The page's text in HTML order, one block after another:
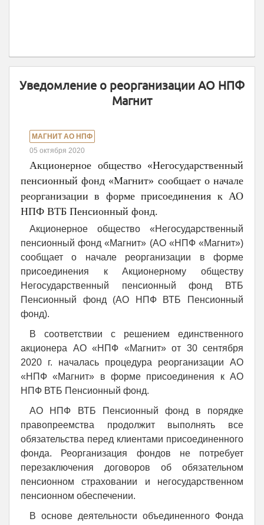
Уведомление о реорганизации АО НПФ
Магнит
МАГНИТ АО НПФ
05 октября 2020
Акционерное общество «Негосударственный
пенсионный фонд «Магнит» сообщает о начале
реорганизации в форме присоединения к АО
НПФ ВТБ Пенсионный фонд.
Акционерное общество «Негосударственный
пенсионный фонд «Магнит» (АО «НПФ «Магнит»)
сообщает о начале реорганизации в форме
присоединения к Акционерному обществу
Негосударственный пенсионный фонд ВТБ
Пенсионный фонд (АО НПФ ВТБ Пенсионный
фонд).
В соответствии с решением единственного
акционера АО «НПФ «Магнит» от 30 сентября
2020 г. началась процедура реорганизации АО
«НПФ «Магнит» в форме присоединения к АО
НПФ ВТБ Пенсионный фонд.
АО НПФ ВТБ Пенсионный фонд в порядке
правопреемства продолжит выполнять все
обязательства перед клиентами присоединенного
фонда. Реорганизация фондов не потребует
перезаключения договоров об обязательном
пенсионном страховании и негосударственном
пенсионном обеспечении.
В основе деятельности объединенного Фонда